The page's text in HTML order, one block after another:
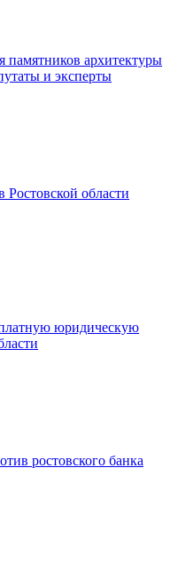
памятников архитектуры
и эксперты
Ростовской области
юридическую
ростовского банка